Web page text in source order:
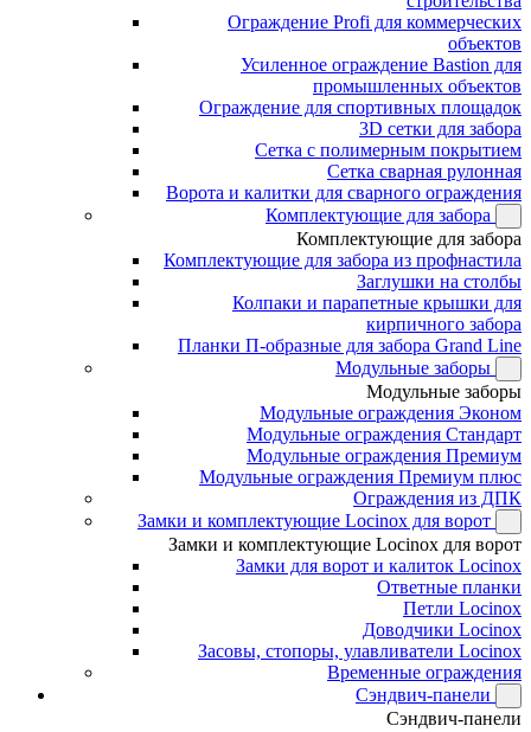
Ограждение Profi для коммерческих
объектов
Усиленное ограждение Bastion для
промышленных объектов
Ограждение для спортивных площадок
3D сетки для забора
Сетка с полимерным покрытием
Сетка сварная рулонная
Ворота и калитки для сварного ограждения
Комплектующие для забора
Комплектующие для забора
Комплектующие для забора из профнастила
Заглушки на столбы
Колпаки и парапетные крышки для
кирпичного забора
Планки П-образные для забора Grand Line
Модульные заборы
Модульные заборы
Модульные ограждения Эконом
Модульные ограждения Стандарт
Модульные ограждения Премиум
Модульные ограждения Премиум плюс
Ограждения из ДПК
Замки и комплектующие Locinox для ворот
Замки и комплектующие Locinox для ворот
Замки для ворот и калиток Locinox
Ответные планки
Петли Locinox
Доводчики Locinox
Засовы, стопоры, улавливатели Locinox
Временные ограждения
Сэндвич-панели
Сэндвич-панели